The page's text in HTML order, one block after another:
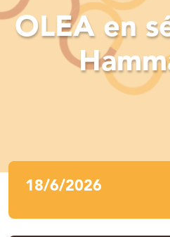
OLEA en
18/6/2026